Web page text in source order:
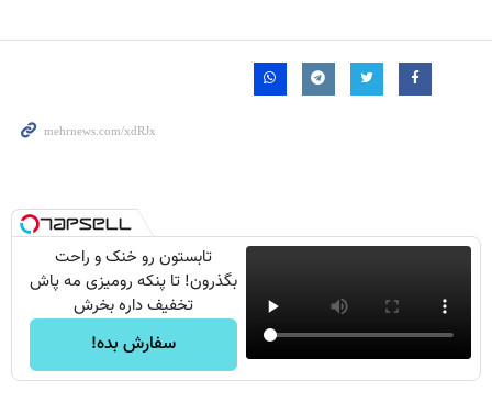
تابستون رو خنک و راحت
بگذرون! تا پنکه رومیزی مه پاش
تخفیف داره بخرش
سفارش بده!